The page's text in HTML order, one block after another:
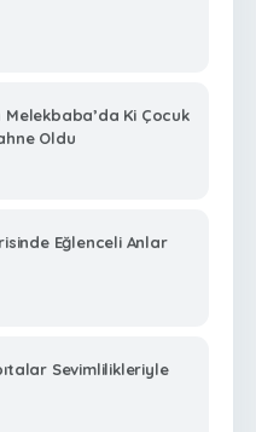
Melekbaba’da Ki Çocuk
Oldu
Eğlenceli Anlar
Sevimlilikleriyle